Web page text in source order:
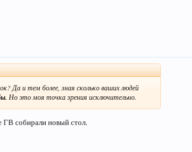
Да и тем более, зная сколько ваших людей
Но это моя точка зрения исключительно.
собирали новый стол.